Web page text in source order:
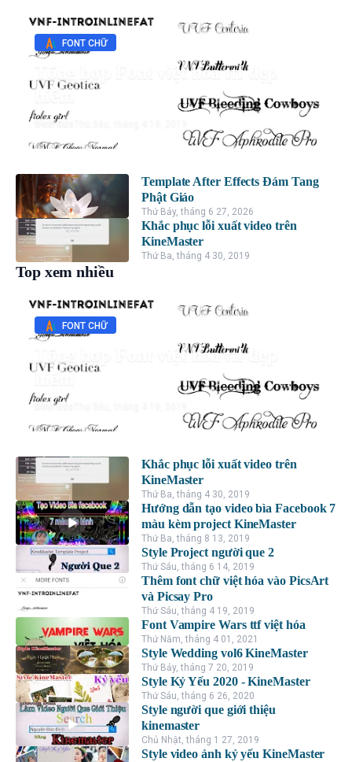
FONT CHỮ
Tổng hợp Font việt hóa ttf đẹp
hiếm
Đình Đức
Template After Effects Đám Tang
Phật Giáo
Thứ Bảy, tháng 6 27, 2026
Khắc phục lỗi xuất video trên
KineMaster
Thứ Ba, tháng 4 30, 2019
Top xem nhiều
FONT CHỮ
Tổng hợp Font việt hóa ttf đẹp
hiếm
Đình Đức
Khắc phục lỗi xuất video trên
KineMaster
Thứ Ba, tháng 4 30, 2019
Hướng dẫn tạo video bìa Facebook 7
màu kèm project KineMaster
Thứ Ba, tháng 8 13, 2019
Style Project người que 2
Thứ Sáu, tháng 6 14, 2019
Thêm font chữ việt hóa vào PicsArt
và Picsay Pro
Thứ Sáu, tháng 4 19, 2019
Font Vampire Wars ttf việt hóa
Thứ Năm, tháng 4 01, 2021
Style Wedding vol6 KineMaster
Thứ Bảy, tháng 7 20, 2019
Style Kỷ Yếu 2020 - KineMaster
Thứ Sáu, tháng 6 26, 2020
Style người que giới thiệu
kinemaster
Chủ Nhật, tháng 1 27, 2019
Style video ảnh kỷ yếu KineMaster